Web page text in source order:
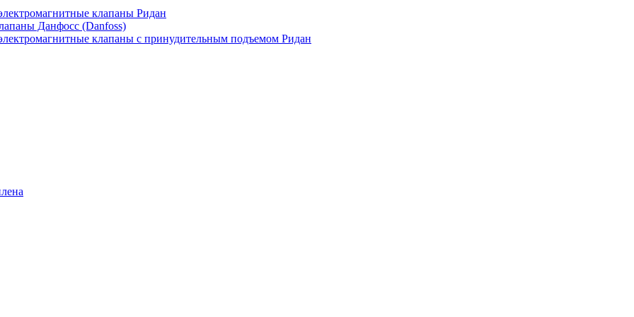
клапаны Ридан
Данфосс (Danfoss)
клапаны с принудительным подъемом Ридан